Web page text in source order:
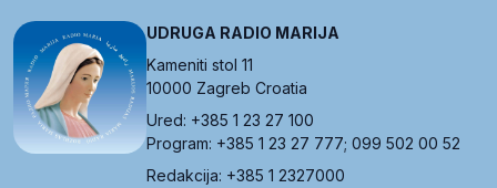
UDRUGA RADIO MARIJA
Kameniti stol 11
10000 Zagreb Croatia
Ured: +385 1 23 27 100
Program: +385 1 23 27 777; 099 502 00 52
Redakcija: +385 1 2327000